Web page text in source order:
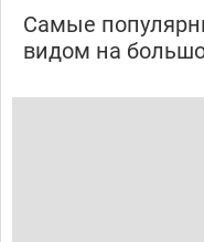
Самые
видом на